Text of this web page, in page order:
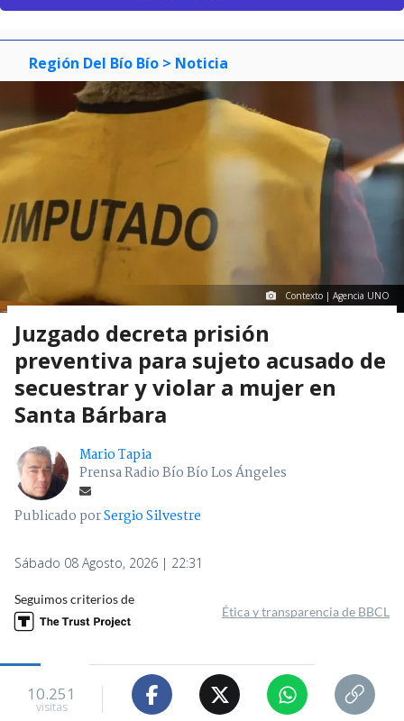
Región Del Bío Bío > Noticia
Contexto | Agencia UNO
Juzgado decreta prisión
preventiva para sujeto acusado de
secuestrar y violar a mujer en
Santa Bárbara
Mario Tapia
Prensa Radio Bío Bío Los Ángeles
Publicado porSergio Silvestre
Sábado 08 Agosto, 2026 | 22:31
Seguimos criterios de
Ética y transparencia de BBCL
10.251
visitas